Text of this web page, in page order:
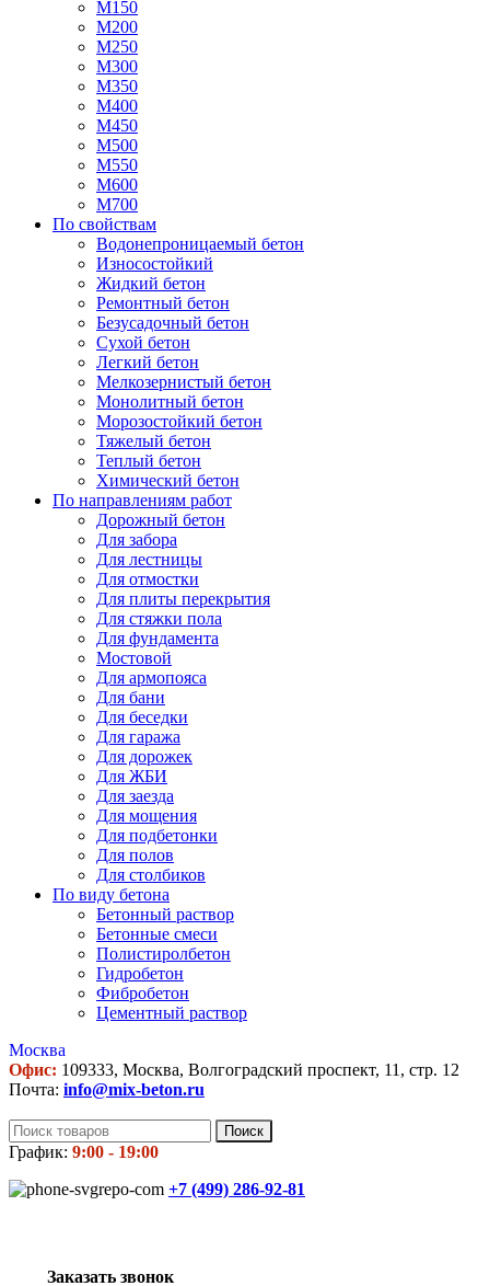
М150
М200
М250
М300
М350
М400
М450
М500
М550
М600
М700
По свойствам
Водонепроницаемый бетон
Износостойкий
Жидкий бетон
Ремонтный бетон
Безусадочный бетон
Сухой бетон
Легкий бетон
Мелкозернистый бетон
Монолитный бетон
Морозостойкий бетон
Тяжелый бетон
Теплый бетон
Химический бетон
По направлениям работ
Дорожный бетон
Для забора
Для лестницы
Для отмостки
Для плиты перекрытия
Для стяжки пола
Для фундамента
Мостовой
Для армопояса
Для бани
Для беседки
Для гаража
Для дорожек
Для ЖБИ
Для заезда
Для мощения
Для подбетонки
Для полов
Для столбиков
По виду бетона
Бетонный раствор
Бетонные смеси
Полистиролбетон
Гидробетон
Фибробетон
Цементный раствор
Москва
Офис: 109333, Москва, Волгоградский проспект, 11, стр. 12
Почта: info@mix-beton.ru
Поиск
График: 9:00 - 19:00
+7 (499) 286-92-81
Заказать звонок